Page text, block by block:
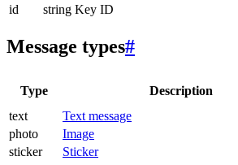
id
string Key ID
Message types#
Type Description
text
Text message
photo
Image
sticker
Sticker